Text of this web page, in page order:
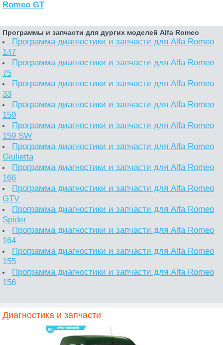
Romeo GT
Программы и запчасти для дургих моделей Alfa Romeo
Программа диагностики и запчасти для Alfa Romeo
147
Программа диагностики и запчасти для Alfa Romeo
75
Программа диагностики и запчасти для Alfa Romeo
33
Программа диагностики и запчасти для Alfa Romeo
159
Программа диагностики и запчасти для Alfa Romeo
159 SW
Программа диагностики и запчасти для Alfa Romeo
Giulietta
Программа диагностики и запчасти для Alfa Romeo
166
Программа диагностики и запчасти для Alfa Romeo
GTV
Программа диагностики и запчасти для Alfa Romeo
Spider
Программа диагностики и запчасти для Alfa Romeo
164
Программа диагностики и запчасти для Alfa Romeo
155
Программа диагностики и запчасти для Alfa Romeo
156
Диагностика и запчасти